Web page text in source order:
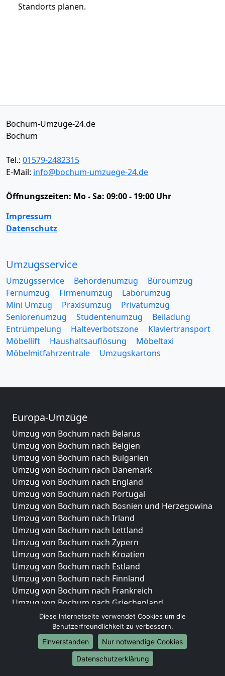
Standorts planen.
Bochum-Umzüge-24.de
Bochum
Tel.: 01579-2482315
E-Mail: info@bochum-umzuege-24.de
Öffnungszeiten: Mo - Sa: 09:00 - 19:00 Uhr
Impressum
Datenschutz
Umzugsservice
Umzugsservice Behördenumzug
Büroumzug
Fernumzug
Firmenumzug
Laborumzug
Mini Umzug
Praxisumzug
Privatumzug
Seniorenumzug
Studentenumzug
Beiladung
Entrümpelung
Halteverbotszone
Klaviertransport
Möbellift
Haushaltsauflösung
Möbeltaxi
Möbelmitfahrzentrale
Umzugskartons
Europa-Umzüge
Umzug von Bochum nach Belarus
Umzug von Bochum nach Belgien
Umzug von Bochum nach Bulgarien
Umzug von Bochum nach Dänemark
Umzug von Bochum nach England
Umzug von Bochum nach Portugal
Umzug von Bochum nach Bosnien und Herzegowina
Umzug von Bochum nach Irland
Umzug von Bochum nach Lettland
Umzug von Bochum nach Zypern
Umzug von Bochum nach Kroatien
Umzug von Bochum nach Estland
Umzug von Bochum nach Finnland
Umzug von Bochum nach Frankreich
Umzug von Bochum nach Griechenland
Umzug von Bochum nach Italien
Umzug von Bochum nach Liechtenstein
Umzug von Bochum nach Luxemburg
Umzug von Bochum nach Niederlande
Umzug von Bochum nach Norwegen
Diese Internetseite verwendet Cookies um die
Benutzerfreundlichkeit zu verbessern.
Einverstanden
Nur notwendige Cookies
Datenschutzerklärung